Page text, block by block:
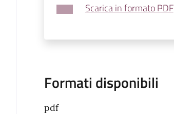
Scarica in formato PDF
Formati disponibili
pdf